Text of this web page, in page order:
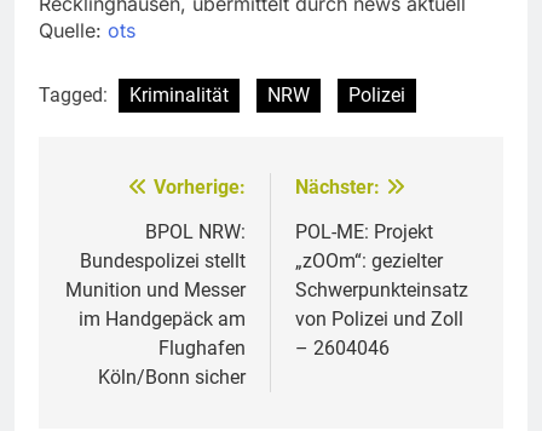
Quelle: ots
Tagged: Kriminalität NRW Polizei
Beitragsnavigation
Vorherige:
BPOL NRW:
Bundespolizei stellt
Munition und Messer
im Handgepäck am
Flughafen
Köln/Bonn sicher
Nächster:
POL-ME: Projekt
„zOOm“: gezielter
Schwerpunkteinsatz
von Polizei und Zoll
– 2604046